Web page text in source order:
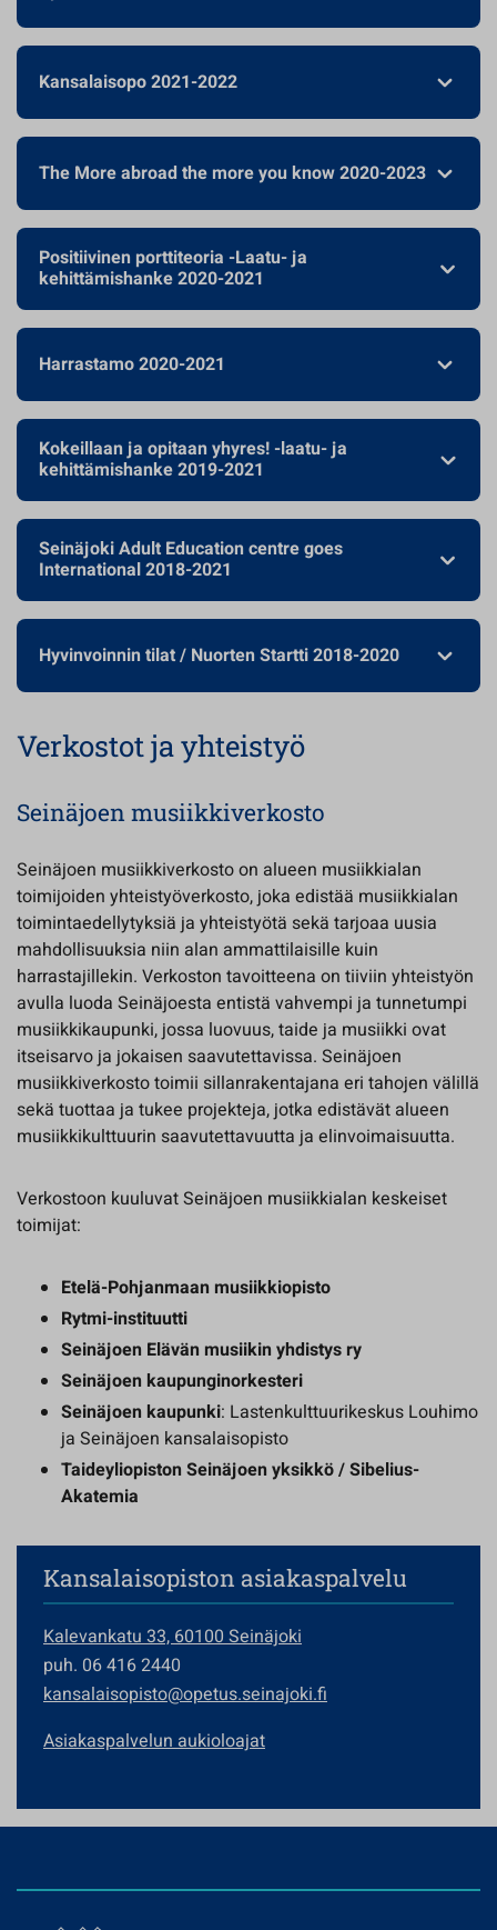
Kansalaisopo 2021-2022
The More abroad the more you know 2020-2023
Positiivinen porttiteoria -Laatu- ja
kehittämishanke 2020-2021
Harrastamo 2020-2021
Kokeillaan ja opitaan yhyres! -laatu- ja
kehittämishanke 2019-2021
Seinäjoki Adult Education centre goes
International 2018-2021
Hyvinvoinnin tilat / Nuorten Startti 2018-2020
Verkostot ja yhteistyö
Seinäjoen musiikkiverkosto
Seinäjoen musiikkiverkosto on alueen musiikkialan
toimijoiden yhteistyöverkosto, joka edistää musiikkialan
toimintaedellytyksiä ja yhteistyötä sekä tarjoaa uusia
mahdollisuuksia niin alan ammattilaisille kuin
harrastajillekin. Verkoston tavoitteena on tiiviin yhteistyön
avulla luoda Seinäjoesta entistä vahvempi ja tunnetumpi
musiikkikaupunki, jossa luovuus, taide ja musiikki ovat
itseisarvo ja jokaisen saavutettavissa. Seinäjoen
musiikkiverkosto toimii sillanrakentajana eri tahojen välillä
sekä tuottaa ja tukee projekteja, jotka edistävät alueen
musiikkikulttuurin saavutettavuutta ja elinvoimaisuutta.
Verkostoon kuuluvat Seinäjoen musiikkialan keskeiset
toimijat:
Etelä-Pohjanmaan musiikkiopisto
Rytmi-instituutti
Seinäjoen Elävän musiikin yhdistys ry
Seinäjoen kaupunginorkesteri
Seinäjoen kaupunki: Lastenkulttuurikeskus Louhimo
ja Seinäjoen kansalaisopisto
Taideyliopiston Seinäjoen yksikkö / Sibelius-
Akatemia
Kansalaisopiston asiakaspalvelu
Kalevankatu 33, 60100 Seinäjoki
puh. 06 416 2440
kansalaisopisto@opetus.seinajoki.fi
Asiakaspalvelun aukioloajat